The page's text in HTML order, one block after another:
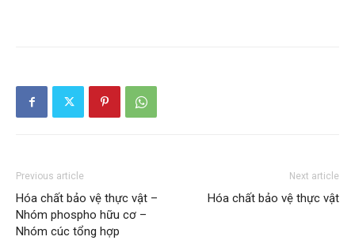
Previous article
Hóa chất bảo vệ thực vật –
Nhóm phospho hữu cơ –
Nhóm cúc tổng hợp
Next article
Hóa chất bảo vệ thực vật